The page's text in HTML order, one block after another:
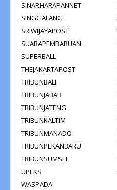
SINARHARAPANNET
SINGGALANG
SRIWIJAYAPOST
SUARAPEMBARUAN
SUPERBALL
THEJAKARTAPOST
TRIBUNBALI
TRIBUNJABAR
TRIBUNJATENG
TRIBUNKALTIM
TRIBUNMANADO
TRIBUNPEKANBARU
TRIBUNSUMSEL
UPEKS
WASPADA